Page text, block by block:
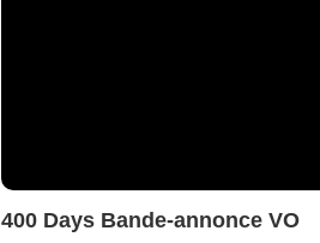
400 Days Bande-annonce VO